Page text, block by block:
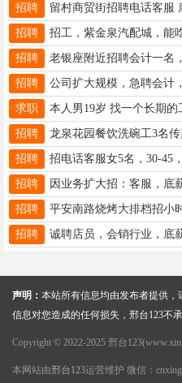
招聘
招聘
招聘
招聘
求职
招聘
招聘
招聘
招聘
招聘
声明： 本站所有信息均由发布者提供
信息对您造成的任何损失，邢台123不承
Copyright © 2022-2025 邢台
本网站由邢台123运营维护 微信：